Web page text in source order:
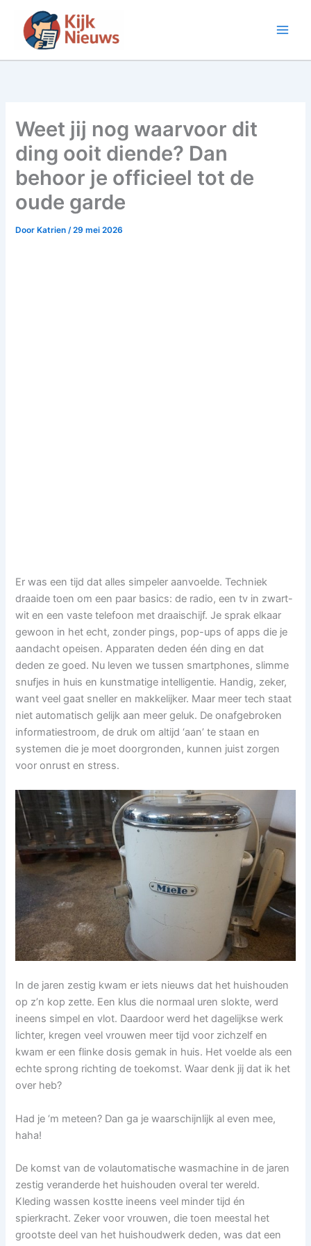
inhoud
Weet jij nog waarvoor dit
ding ooit diende? Dan
behoor je officieel tot de
oude garde
Door Katrien/29 mei 2026
Er was een tijd dat alles simpeler aanvoelde. Techniek
draaide toen om een paar basics: de radio, een tv in zwart-
wit en een vaste telefoon met draaischijf. Je sprak elkaar
gewoon in het echt, zonder pings, pop-ups of apps die je
aandacht opeisen. Apparaten deden één ding en dat
deden ze goed. Nu leven we tussen smartphones, slimme
snufjes in huis en kunstmatige intelligentie. Handig, zeker,
want veel gaat sneller en makkelijker. Maar meer tech staat
niet automatisch gelijk aan meer geluk. De onafgebroken
informatiestroom, de druk om altijd ‘aan’ te staan en
systemen die je moet doorgronden, kunnen juist zorgen
voor onrust en stress.
In de jaren zestig kwam er iets nieuws dat het huishouden
op z’n kop zette. Een klus die normaal uren slokte, werd
ineens simpel en vlot. Daardoor werd het dagelijkse werk
lichter, kregen veel vrouwen meer tijd voor zichzelf en
kwam er een flinke dosis gemak in huis. Het voelde als een
echte sprong richting de toekomst. Waar denk jij dat ik het
over heb?
Had je ‘m meteen? Dan ga je waarschijnlijk al even mee,
haha!
De komst van de volautomatische wasmachine in de jaren
zestig veranderde het huishouden overal ter wereld.
Kleding wassen kostte ineens veel minder tijd én
spierkracht. Zeker voor vrouwen, die toen meestal het
grootste deel van het huishoudwerk deden, was dat een